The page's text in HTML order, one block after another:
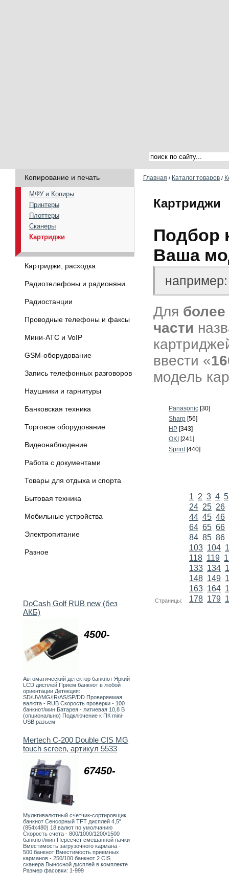
Копирование и печать
МФУ и Копиры
Принтеры
Плоттеры
Сканеры
Картриджи
Картриджи, расходка
Радиотелефоны и радионяни
Радиостанции
Проводные телефоны и факсы
Мини-АТС и VoIP
GSM-оборудование
Запись телефонных разговоров
Наушники и гарнитуры
Банковская техника
Торговое оборудование
Видеонаблюдение
Работа с документами
Товары для отдыха и спорта
Бытовая техника
Мобильные устройства
Электропитание
Разное
4500-
DoCash Golf RUB new (без
АКБ)
Автоматический детектор банкнот Яркий
LCD дисплей Прием банкнот в любой
ориентации Детекция:
SD/UV/MG/IR/AS/SP/DD Проверяемая
валюта - RUB Скорость проверки - 100
банкнот/мин Батарея - литиевая 10,8 В
(опционально) Подключение к ПК mini-
USB разъем
67450-
Mertech C-200 Double CIS MG
touch screen, артикул 5533
Мультивалютный счетчик-сортировщик
банкнот Сенсорный TFT дисплей 4,5"
(854х480) 18 валют по умолчанию
Скорость счета - 800/1000/1200/1500
банкнот/мин Пересчет смешанной пачки
Вместимость загрузочного кармана -
500 банкнот Вместимость приемных
карманов - 250/100 банкнот 2 CIS
сканера Выносной дисплей в комплекте
Размер фасовки: 1-999
Главная / Каталог товаров /
Картриджи
Подбор
Ваша
Для более
части
ввести «
модель
Panasonic [30]
Sharp [56]
HP [343]
OKI [241]
Sprint[440]
Страницы:
1 2 3 4 5
24 25 26
44 45 46
64 65 66
84 85 86
103 104
118 119
133 134
148 149
163 164
178 179